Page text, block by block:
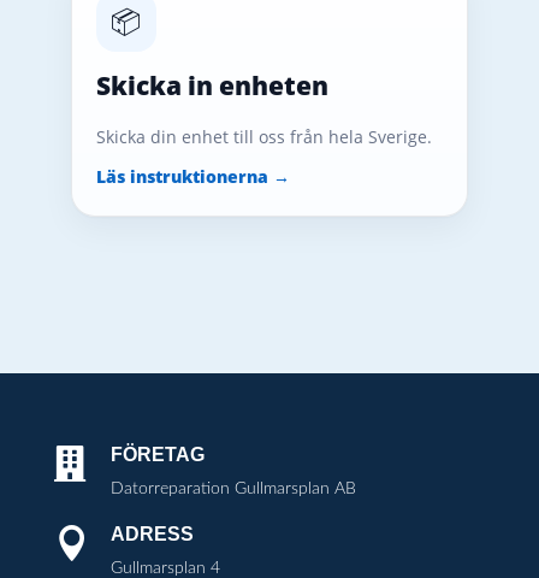
📦
Skicka in enheten
Skicka din enhet till oss från hela Sverige.
Läs instruktionerna →
 FÖRETAG
Datorreparation Gullmarsplan AB
 ADRESS
Gullmarsplan 4